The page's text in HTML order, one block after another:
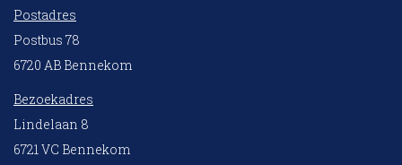
Postadres
Postbus 78
6720 AB Bennekom
Bezoekadres
Lindelaan 8
6721 VC Bennekom